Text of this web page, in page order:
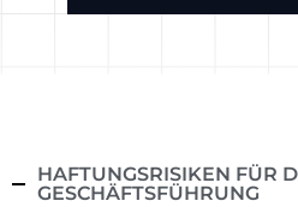
HAFTUNGSRISIKEN FÜR
GESCHÄFTSFÜHRUNG